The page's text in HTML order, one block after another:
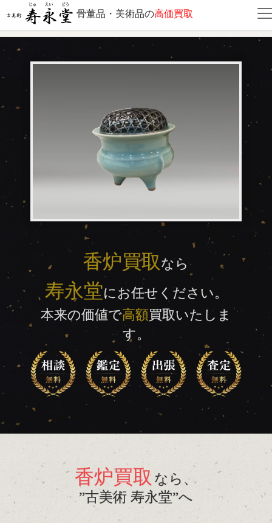
骨董品・美術品の高価買取
香炉買取
香炉買取 なら
寿永堂にお任せください。
本来の価値で高額買取いたしま
す。
香炉買取 なら、
”古美術 寿永堂”へ